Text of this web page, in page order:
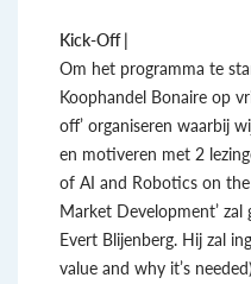
Kick-Off |
Om het programma te
Koophandel Bonaire op
off’ organiseren waarbij
en motiveren met 2
of AI and Robotics on
Market Development’
Evert Blijenberg. Hij zal
value and why it’s